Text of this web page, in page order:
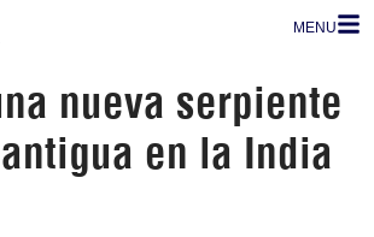
MENU
nueva serpiente
en la India